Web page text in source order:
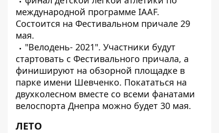
международной программе IAAF.
Состоится на Фестивальном причале 29
мая.
"Велодень- 2021". Участники будут
стартовать с Фестивального причала, а
финишируют на обзорной площадке в
парке имени Шевченко. Покататься на
двухколесном вместе со всеми фанатами
велоспорта Днепра можно будет 30 мая.
ЛЕТО